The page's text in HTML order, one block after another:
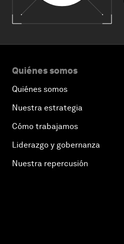
Quiénes somos
Quiénes somos
Nuestra estrategia
Cómo trabajamos
Liderazgo y gobernanza
Nuestra repercusión